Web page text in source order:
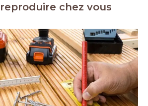
chez vous